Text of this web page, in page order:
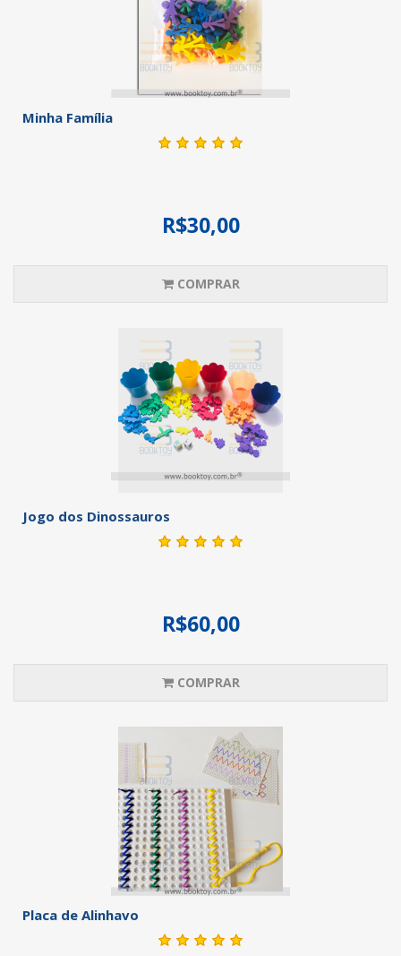
Minha Família
R$30,00
COMPRAR
Jogo dos Dinossauros
R$60,00
COMPRAR
Placa de Alinhavo